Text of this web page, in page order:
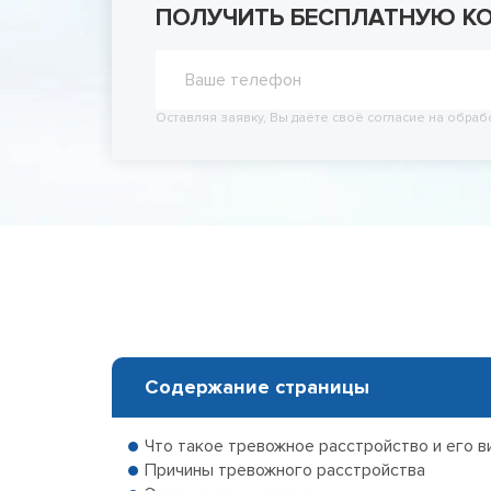
ПОЛУЧИТЬ БЕСПЛАТНУЮ
Оставляя заявку, Вы даёте своё согласие на
Содержание страницы
Что такое тревожное расстройство и его
Причины тревожного расстройства